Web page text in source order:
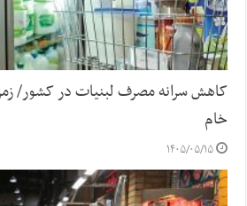
کاهش سرانه مصرف لبنیات در کشور/
خام
۱۴۰۵/۰۵/۱۵